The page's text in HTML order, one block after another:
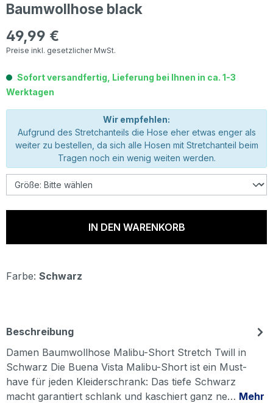
Baumwollhose black
Regulärer Preis:
49,99 €
Preise inkl. gesetzlicher MwSt.
Sofort versandfertig, Lieferung bei Ihnen in ca. 1-3
Werktagen
Wir empfehlen:
Aufgrund des Stretchanteils die Hose eher etwas enger als
weiter zu bestellen, da sich alle Hosen mit Stretchanteil beim
Tragen noch ein wenig weiten werden.
IN DEN WARENKORB
Farbe: Schwarz
Beschreibung
Damen Baumwollhose Malibu-Short Stretch Twill in
Schwarz Die Buena Vista Malibu-Short ist ein Must-
have für jeden Kleiderschrank: Das tiefe Schwarz
macht garantiert schlank und kaschiert ganz ne… Mehr